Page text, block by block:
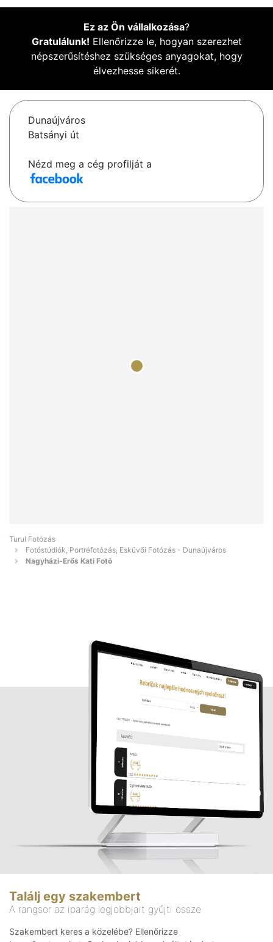
Ez az Ön vállalkozása?
Gratulálunk! Ellenőrizze le, hogyan szerezhet
népszerűsítéshez szükséges anyagokat, hogy
élvezhesse sikerét.
Dunaújváros
Batsányi út
Nézd meg a cég profilját a
Turul Fotózás
Fotóstúdiók, Portréfotózás, Esküvői Fotózás - Dunaújváros
Nagyházi-Erős Kati Fotó
Találj egy szakembert
A rangsor az iparág legjobbjait gyűjti össze
Szakembert keres a közelébe? Ellenőrizze